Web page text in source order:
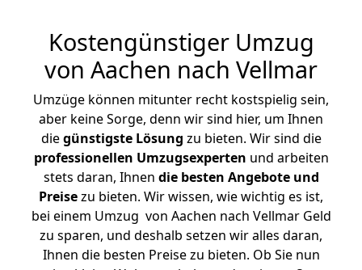
Kostengünstiger Umzug
von Aachen nach Vellmar
Umzüge können mitunter recht kostspielig sein,
aber keine Sorge, denn wir sind hier, um Ihnen
diegünstigste Lösung zu bieten. Wir sind die
professionellen Umzugsexperten und arbeiten
stets daran, Ihnen die besten Angebote und
Preisezu bieten. Wir wissen, wie wichtig es ist,
bei einem Umzug von Aachen nach Vellmar Geld
zu sparen, und deshalb setzen wir alles daran,
Ihnen die besten Preise zu bieten. Ob Sie nun